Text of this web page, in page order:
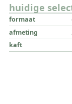
huidige
formaat
afmeting
kaft